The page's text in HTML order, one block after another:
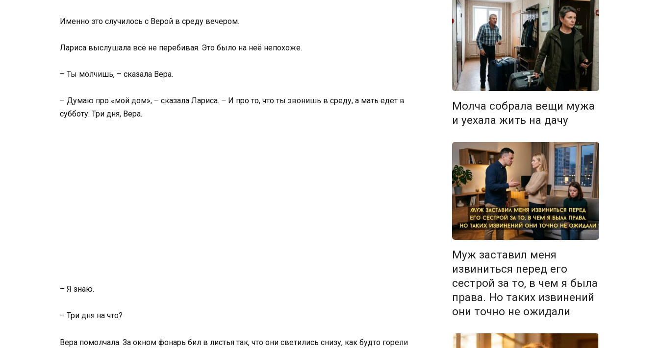
Именно это случилось с Верой в среду вечером.
Лариса выслушала всё не перебивая. Это было на неё непохоже.
– Ты молчишь, – сказала Вера.
– Думаю про «мой дом», – сказала Лариса. – И про то, что ты звонишь в среду, а мать едет в
субботу. Три дня, Вера.
– Я знаю.
– Три дня на что?
Вера помолчала. За окном фонарь бил в листья так, что они светились снизу, как будто горели
Молча собрала вещи мужа
и уехала жить на дачу
Муж заставил меня
извиниться перед его
сестрой за то, в чем я была
права. Но таких извинений
они точно не ожидали